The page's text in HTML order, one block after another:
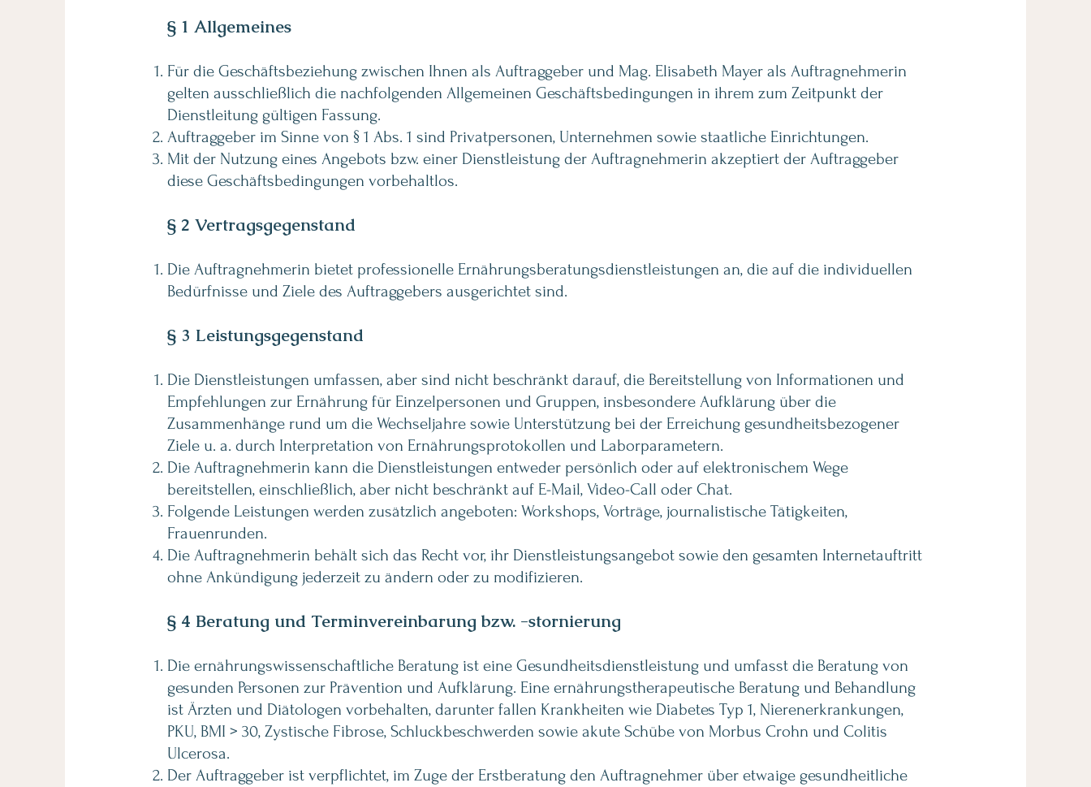
§ 1 Allgemeines
Für die Geschäftsbeziehung zwischen Ihnen als Auftraggeber und Mag. Elisabeth Mayer als Auftragnehmerin
gelten ausschließlich die nachfolgenden Allgemeinen Geschäftsbedingungen in ihrem zum Zeitpunkt der
Dienstleitung gültigen Fassung.
Auftraggeber im Sinne von § 1 Abs. 1 sind Privatpersonen, Unternehmen sowie staatliche Einrichtungen.
Mit der Nutzung eines Angebots bzw. einer Dienstleistung der Auftragnehmerin akzeptiert der Auftraggeber
diese Geschäftsbedingungen vorbehaltlos.
§ 2 Vertragsgegenstand
Die Auftragnehmerin bietet professionelle Ernährungsberatungsdienstleistungen an, die auf die individuellen
Bedürfnisse und Ziele des Auftraggebers ausgerichtet sind.
§ 3 Leistungsgegenstand
Die Dienstleistungen umfassen, aber sind nicht beschränkt darauf, die Bereitstellung von Informationen und
Empfehlungen zur Ernährung für Einzelpersonen und Gruppen, insbesondere Aufklärung über die
Zusammenhänge rund um die Wechseljahre sowie Unterstützung bei der Erreichung gesundheitsbezogener
Ziele u. a. durch Interpretation von Ernährungsprotokollen und Laborparametern.
Die Auftragnehmerin kann die Dienstleistungen entweder persönlich oder auf elektronischem Wege
bereitstellen, einschließlich, aber nicht beschränkt auf E-Mail, Video-Call oder Chat.
Folgende Leistungen werden zusätzlich angeboten: Workshops, Vorträge, journalistische Tätigkeiten,
Frauenrunden.
Die Auftragnehmerin behält sich das Recht vor, ihr Dienstleistungsangebot sowie den gesamten Internetauftritt
ohne Ankündigung jederzeit zu ändern oder zu modifizieren.
§ 4 Beratung und Terminvereinbarung bzw. -stornierung
Die ernährungswissenschaftliche Beratung ist eine Gesundheitsdienstleistung und umfasst die Beratung von
gesunden Personen zur Prävention und Aufklärung. Eine ernährungstherapeutische Beratung und Behandlung
ist Ärzten und Diätologen vorbehalten, darunter fallen Krankheiten wie Diabetes Typ 1, Nierenerkrankungen,
PKU, BMI > 30, Zystische Fibrose, Schluckbeschwerden sowie akute Schübe von Morbus Crohn und Colitis
Ulcerosa.
Der Auftraggeber ist verpflichtet, im Zuge der Erstberatung den Auftragnehmer über etwaige gesundheitliche